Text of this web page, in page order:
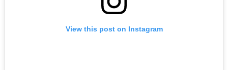
View this post on Instagram